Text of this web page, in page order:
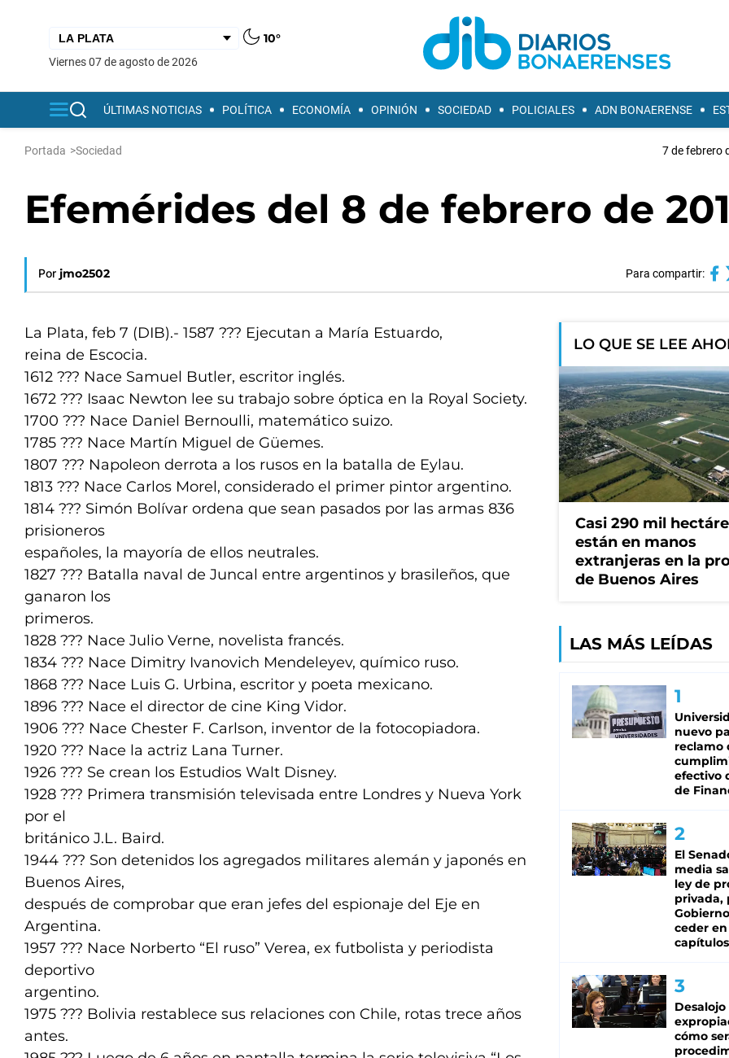
10°
viernes 07 de agosto de 2026
ÚLTIMAS NOTICIAS POLÍTICA ECONOMÍA OPINIÓN SOCIEDAD POLICIALES ADN BONAERENSE
Portada >Sociedad 7 de febrero
Efemérides del 8 de febrero de
Por jmo2502 Para compartir:
La Plata, feb 7 (DIB).- 1587 ??? Ejecutan a María Estuardo,
reina de Escocia.
1612 ??? Nace Samuel Butler, escritor inglés.
1672 ??? Isaac Newton lee su trabajo sobre óptica en la Royal Society.
1700 ??? Nace Daniel Bernoulli, matemático suizo.
1785 ??? Nace Martín Miguel de Güemes.
1807 ??? Napoleon derrota a los rusos en la batalla de Eylau.
1813 ??? Nace Carlos Morel, considerado el primer pintor argentino.
1814 ??? Simón Bolívar ordena que sean pasados por las armas 836
prisioneros
españoles, la mayoría de ellos neutrales.
1827 ??? Batalla naval de Juncal entre argentinos y brasileños, que
ganaron los
primeros.
1828 ??? Nace Julio Verne, novelista francés.
1834 ??? Nace Dimitry Ivanovich Mendeleyev, químico ruso.
1868 ??? Nace Luis G. Urbina, escritor y poeta mexicano.
1896 ??? Nace el director de cine King Vidor.
1906 ??? Nace Chester F. Carlson, inventor de la fotocopiadora.
1920 ??? Nace la actriz Lana Turner.
1926 ??? Se crean los Estudios Walt Disney.
1928 ??? Primera transmisión televisada entre Londres y Nueva York
por el
británico J.L. Baird.
1944 ??? Son detenidos los agregados militares alemán y japonés en
Buenos Aires,
después de comprobar que eran jefes del espionaje del Eje en
Argentina.
1957 ??? Nace Norberto “El ruso” Verea, ex futbolista y periodista
deportivo
argentino.
1975 ??? Bolivia restablece sus relaciones con Chile, rotas trece años
antes.
LO QUE SE LEE
Casi 290 mil
están en manos
extranjeras en la
de Buenos Aires
LAS MÁS LEÍDAS
nuevo
reclamo
efectivo
de
El
media
ley de
privada,
ceder
capítulos
cómo